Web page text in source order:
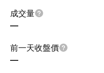
成交量
—
前一天收盤價
—